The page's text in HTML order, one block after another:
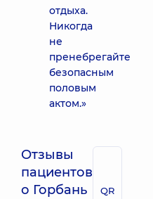
отдыха.
Никогда
не
пренебрегайте
безопасным
половым
актом.»
Отзывы
пациентов
о Горбань
QR